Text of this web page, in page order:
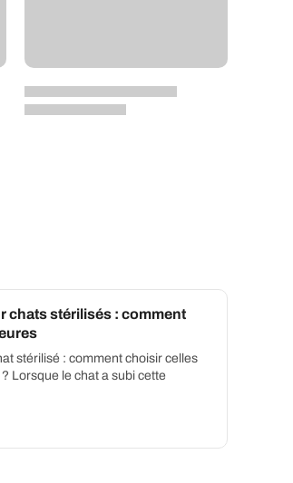
chats stérilisés : comment
stérilisé : comment choisir celles
Lorsque le chat a subi cette